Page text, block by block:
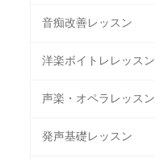
音痴改善レッスン
洋楽ボイトレレッスン
声楽・オペラレッスン
発声基礎レッスン